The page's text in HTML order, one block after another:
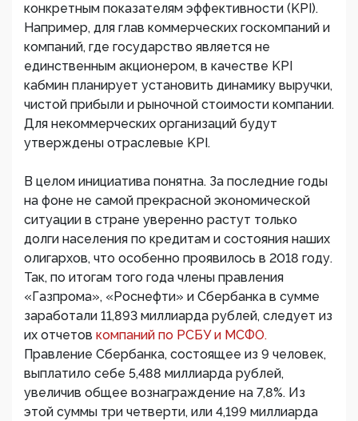
конкретным показателям эффективности (KPI).
Например, для глав коммерческих госкомпаний и
компаний, где государство является не
единственным акционером, в качестве KPI
кабмин планирует установить динамику выручки,
чистой прибыли и рыночной стоимости компании.
Для некоммерческих организаций будут
утверждены отраслевые KPI.
В целом инициатива понятна. За последние годы
на фоне не самой прекрасной экономической
ситуации в стране уверенно растут только
долги населения по кредитам и состояния наших
олигархов, что особенно проявилось в 2018 году.
Так, по итогам того года члены правления
«Газпрома», «Роснефти» и Сбербанка в сумме
заработали 11,893 миллиарда рублей, следует из
их отчетов компаний по РСБУ и МСФО.
Правление Сбербанка, состоящее из 9 человек,
выплатило себе 5,488 миллиарда рублей,
увеличив общее вознаграждение на 7,8%. Из
этой суммы три четверти, или 4,199 миллиарда